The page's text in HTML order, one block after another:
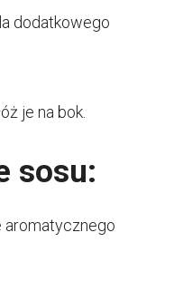
dodatkowego
je na bok.
sosu:
aromatycznego